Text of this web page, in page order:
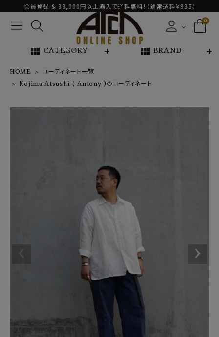
会員登録 & 33,000円以上購入で送料無料！（通常送料￥935）
0
view_module CATEGORY view_module BRAND
お問い合わせ
HOME
コーディネート一覧
Kojima Atsushi ( Antony )のコーディネート